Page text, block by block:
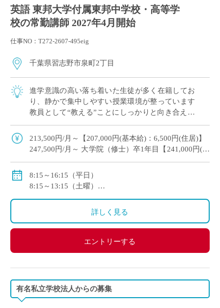
英語 東邦大学付属東邦中学校・高等学
校の常勤講師 2027年4月開始
仕事NO：T272-2607-495eig
千葉県習志野市泉町2丁目
進学意識の高い落ち着いた生徒が多く在籍してお
り、静かで集中しやすい授業環境が整っています
教員として“教える”ことにしっかりと向き合える
育児をしながら教壇復帰された先生 ・副 […]
213,500円/月～【207,000円(基本給)：6,500円(住居)】
247,500円/月～ 大学院（修士）卒1年目【241,000円(基
賞与：あり（年2回・年間計5.78ヶ月分）
267,800円/月～：大学院（修士）卒2年目
8:15～16:15（平日）
8:15～13:15（土曜）
詳しく見る
エントリーする
有名私立学校法人からの募集